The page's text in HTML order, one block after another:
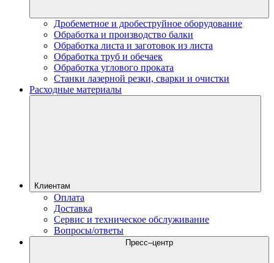
Дробеметное и дробеструйное оборудование
Обработка и производство балки
Обработка листа и заготовок из листа
Обработка труб и обечаек
Обработка углового проката
Станки лазерной резки, сварки и очистки
Расходные материалы
Клиентам
Оплата
Доставка
Сервис и техническое обслуживание
Вопросы/ответы
Пресс–центр